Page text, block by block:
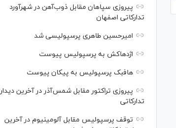
پیروزی سپاهان مقابل ذوب‌آهن در شهرآورد
تدارکاتی اصفهان
امیرحسین طاهری پرسپولیسی شد
اژدهاکش به پرسپولیس پیوست
هافبک پرسپولیس به پیکان پیوست
پیروزی تراکتور مقابل شمس‌آذر در آخرین دیدار
تدارکاتی
توقف پرسپولیس مقابل آلومینیوم در آخرین